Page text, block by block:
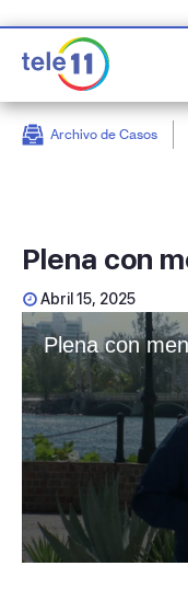
Archivo de Casos
Plena con
Abril 15, 2025
Plena con
post